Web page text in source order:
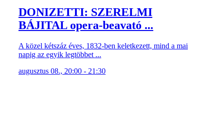
DONIZETTI: SZERELMI
BÁJITAL opera-beavató ...
A közel kétszáz éves, 1832-ben keletkezett, mind a mai
napig az egyik legtöbbet ...
augusztus 08., 20:00 - 21:30